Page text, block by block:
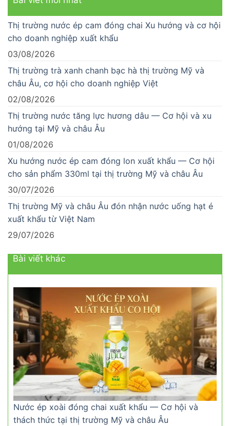
Thị trường nước ép cam đóng chai Xu hướng và cơ hội
cho doanh nghiệp xuất khẩu
03/08/2026
Thị trường trà xanh chanh bạc hà thị trường Mỹ và
châu Âu, cơ hội cho doanh nghiệp Việt
02/08/2026
Thị trường nước tăng lực hương dâu — Cơ hội và xu
hướng tại Mỹ và châu Âu
01/08/2026
Xu hướng nước ép cam đóng lon xuất khẩu — Cơ hội
cho sản phẩm 330ml tại thị trường Mỹ và châu Âu
30/07/2026
Thị trường Mỹ và châu Âu đón nhận nước uống hạt é
xuất khẩu từ Việt Nam
29/07/2026
Bài viết khác
Nước ép xoài đóng chai xuất khẩu — Cơ hội và
thách thức tại thị trường Mỹ và châu Âu